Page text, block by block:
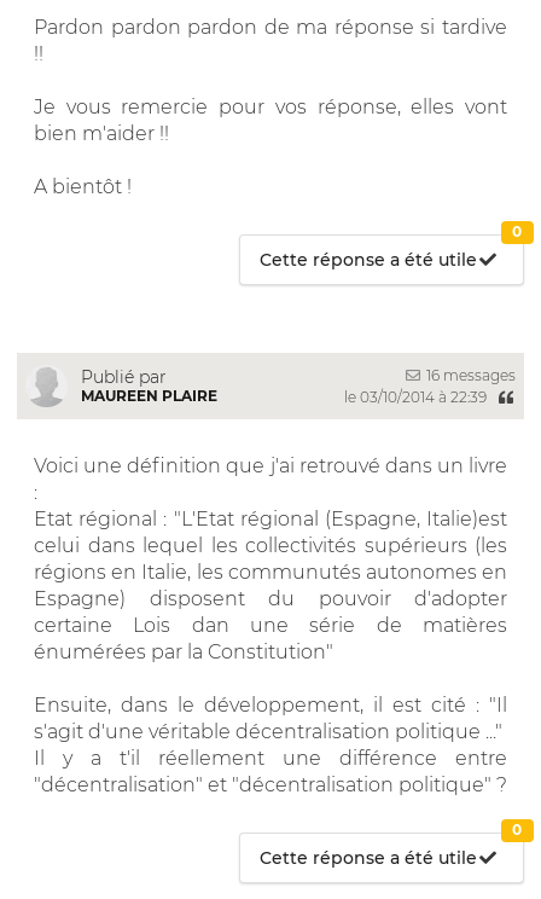
Pardon pardon pardon de ma réponse si tardive
!!
Je vous remercie pour vos réponse, elles vont
bien m'aider !!
A bientôt !
Cette réponse a été utile
0
Publié par
MAUREEN PLAIRE
16 messages
le 03/10/2014 à 22:39
Voici une définition que j'ai retrouvé dans un livre
:
Etat régional : "L'Etat régional (Espagne, Italie)est
celui dans lequel les collectivités supérieurs (les
régions en Italie, les communutés autonomes en
Espagne) disposent du pouvoir d'adopter
certaine Lois dan une série de matières
énumérées par la Constitution"
Ensuite, dans le développement, il est cité : "Il
s'agit d'une véritable décentralisation politique ..."
Il y a t'il réellement une différence entre
"décentralisation" et "décentralisation politique" ?
Cette réponse a été utile
0